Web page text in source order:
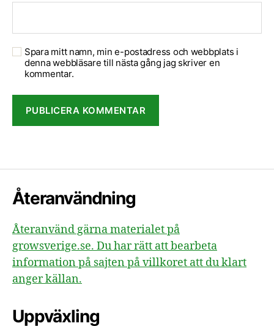
Spara mitt namn, min e-postadress och webbplats i
denna webbläsare till nästa gång jag skriver en
kommentar.
Återanvändning
Återanvänd gärna materialet på
growsverige.se. Du har rätt att bearbeta
information på sajten på villkoret att du klart
anger källan.
Uppväxling